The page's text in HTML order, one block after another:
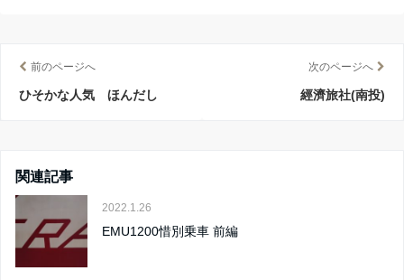
前のページへ
ひそかな人気 ほんだし
次のページへ
經濟旅社(南投)
関連記事
2022.1.26
EMU1200惜別乗車 前編